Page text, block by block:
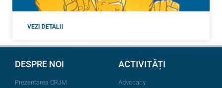
VEZI DETALII
DESPRE NOI
Prezentarea CRJM
ACTIVITĂȚI
Advocacy